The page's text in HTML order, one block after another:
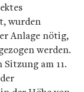
wurden
Anlage nötig,
werden.
am 11.